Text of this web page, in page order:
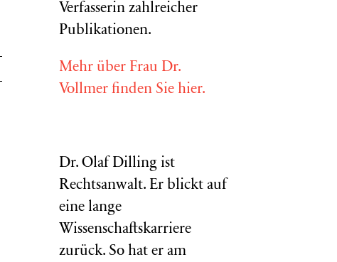
Verfasserin zahlreicher
Publikationen.
Mehr über Frau Dr.
Vollmer finden Sie hier.
Dr. Olaf Dilling ist
Rechtsanwalt. Er blickt auf
eine lange
Wissenschaftskarriere
zurück. So hat er am